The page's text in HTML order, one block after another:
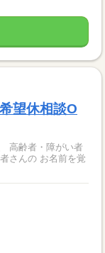
望休相談O
高齢者・障がい者